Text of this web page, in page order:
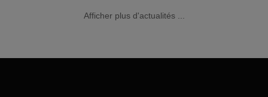
Afficher plus d'actualités ...